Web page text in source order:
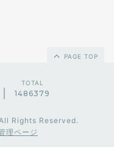
PAGE TOP
TOTAL
1486379
Rights Reserved.
理ページ